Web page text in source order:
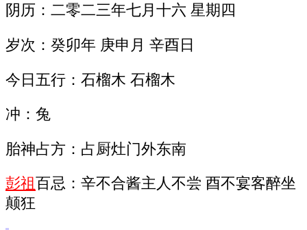
阴历：二零二三年七月十六 星期四
岁次：癸卯年 庚申月 辛酉日
今日五行：石榴木 石榴木
冲：兔
胎神占方：占厨灶门外东南
彭祖 百忌：辛不合酱主人不尝 酉不宴客醉坐
颠狂